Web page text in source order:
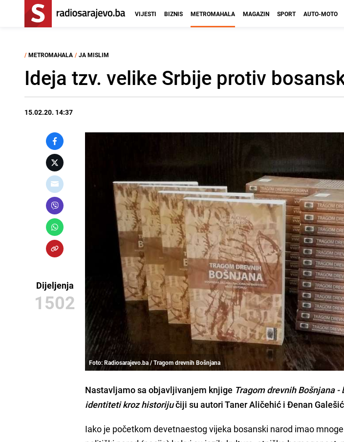
VIJESTI BIZNIS METROMAHALA MAGAZIN SPORT AUTO-MOTO
/ METROMAHALA / JA MISLIM
Ideja tzv. velike Srbije protiv
15.02.20. 14:37
Dijeljenja
1502
Foto: Radiosarajevo.ba / Tragom drevnih Bošnjana
Nastavljamo sa objavljivanjem knjige Tragom drevnih Bošnjana
identiteti kroz historijučiji su autori Taner Aličehić i Đenan
Iako je početkom devetnaestog vijeka bosanski narod imao